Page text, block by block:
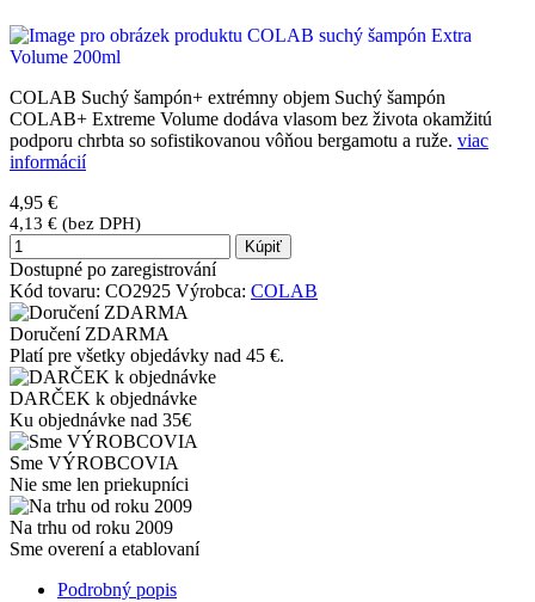
COLAB Suchý šampón+ extrémny objem Suchý šampón
COLAB+ Extreme Volume dodáva vlasom bez života okamžitú
podporu chrbta so sofistikovanou vôňou bergamotu a ruže. viac
informácií
4,95 €
4,13 € (bez DPH)
Kúpiť
Dostupné po zaregistrování
Kód tovaru: CO2925 Výrobca: COLAB
Doručení ZDARMA
Platí pre všetky objedávky nad 45 €.
DARČEK k objednávke
Ku objednávke nad 35€
Sme VÝROBCOVIA
Nie sme len priekupníci
Na trhu od roku 2009
Sme overení a etablovaní
Podrobný popis